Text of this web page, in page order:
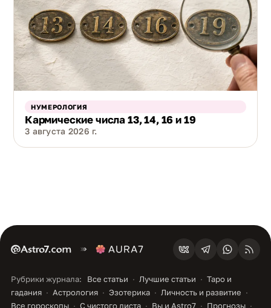
НУМЕРОЛОГИЯ
Кармические числа 13, 14, 16 и 19
3 августа 2026 г.
Рубрики журнала: Все статьи Лучшие статьи
Таро и
гадания
Астрология Эзотерика
Личность и развитие
Все гороскопы
С чистого листа Вы и Astro7 Прогнозы